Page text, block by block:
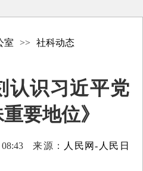
室 >> 社科动态
认识习近平党
要地位》
来源：
人民网-人民日